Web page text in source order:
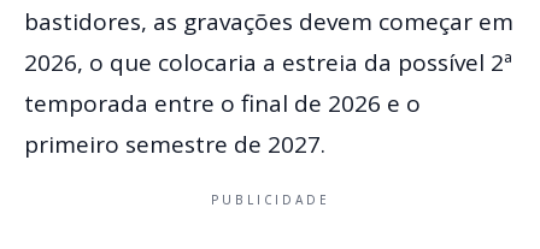
bastidores, as gravações devem começar em
2026, o que colocaria a estreia da possível 2ª
temporada entre o final de 2026 e o
primeiro semestre de 2027.
PUBLICIDADE